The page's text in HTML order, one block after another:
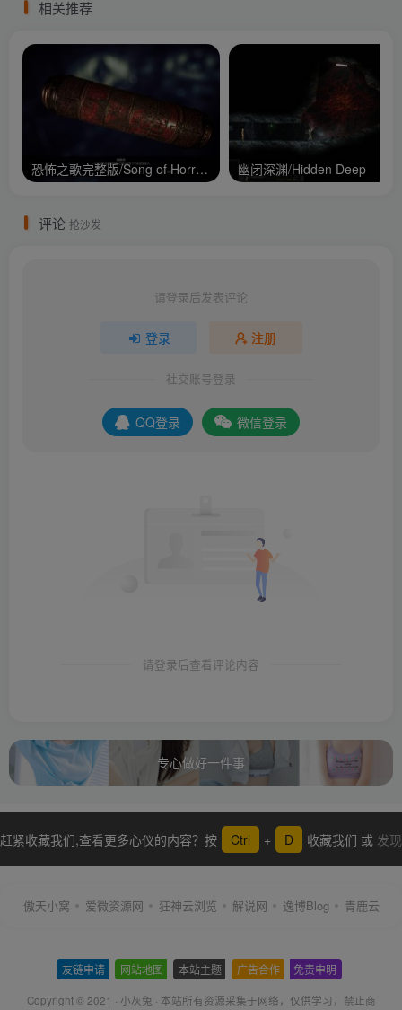
相关推荐
恐怖之歌完整版/Song of Horror Complete Edition 幽闭深渊/Hidden Deep
评论 抢沙发
请登录后发表评论
登录 注册
社交账号登录
QQ登录 微信登录
请登录后查看评论内容
专心做好一件事
赶紧收藏我们,查看更多心仪的内容？按 Ctrl + D 收藏我们 或 发现
傲天小窝 爱微资源网 狂神云浏览 解说网 逸博Blog 青鹿云
友链申请 网站地图 本站主题 广告合作 免责申明
Copyright © 2021 · 小灰兔 · 本站所有资源采集于网络，仅供学习，禁止商